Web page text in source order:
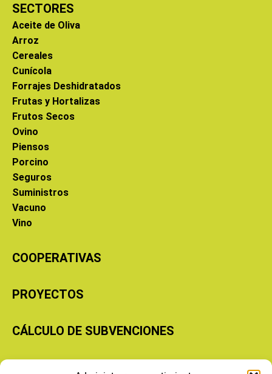
SECTORES
Aceite de Oliva
Arroz
Cereales
Cunícola
Forrajes Deshidratados
Frutas y Hortalizas
Frutos Secos
Ovino
Piensos
Porcino
Seguros
Suministros
Vacuno
Vino
COOPERATIVAS
PROYECTOS
CÁLCULO DE SUBVENCIONES